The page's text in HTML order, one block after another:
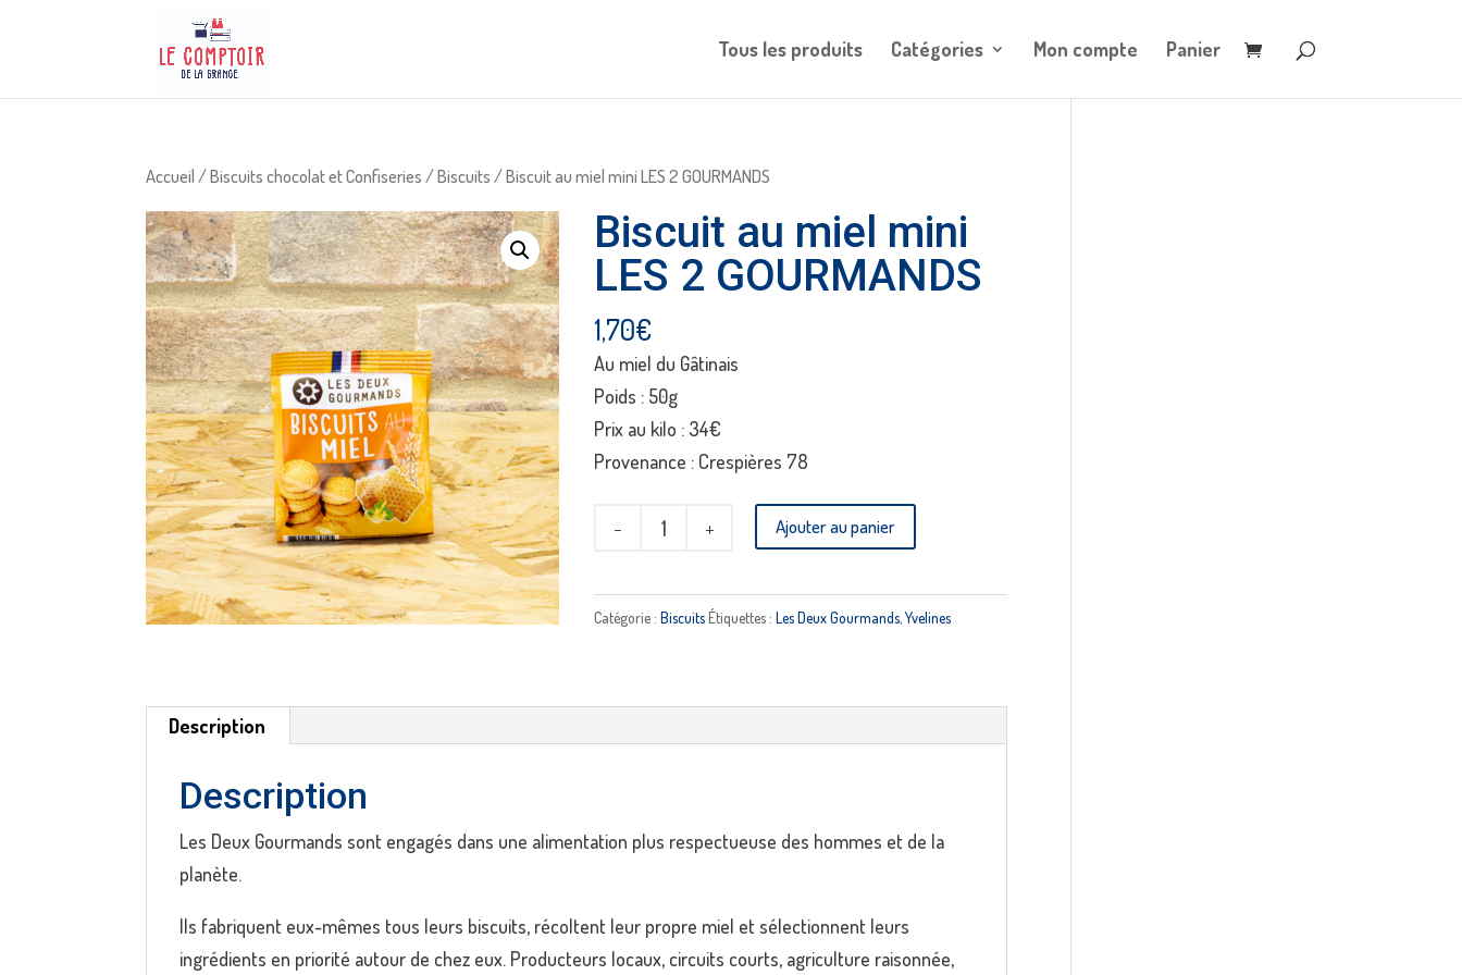
Tous les produits Catégories Mon compte Panier
Accueil/Biscuits chocolat et Confiseries/Biscuits/ Biscuit au miel mini LES 2 GOURMANDS
Biscuit au miel mini
LES 2 GOURMANDS
1,70€
Au miel du Gâtinais
Poids : 50g
Prix au kilo : 34€
Provenance : Crespières 78
quantité
au
2
Ajouter au panier
Catégorie :BiscuitsÉtiquettes :Les Deux Gourmands,Yvelines
Description
Description
Les Deux Gourmands sont engagés dans une alimentation plus respectueuse des hommes et de la
planète.
Ils fabriquent eux-mêmes tous leurs biscuits, récoltent leur propre miel et sélectionnent leurs
ingrédients en priorité autour de chez eux. Producteurs locaux, circuits courts, agriculture raisonnée,